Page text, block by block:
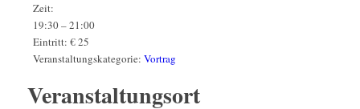
Zeit:
19:30 – 21:00
Eintritt: € 25
Veranstaltungskategorie: Vortrag
Veranstaltungsort